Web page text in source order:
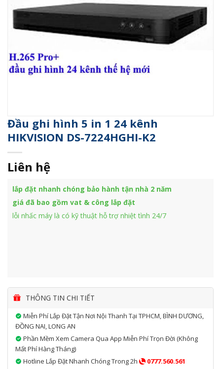
Đầu ghi hình 5 in 1 24 kênh
HIKVISION DS-7224HGHI-K2
Liên hệ
lắp đặt nhanh chóng bảo hành tận nhà 2 năm
giá đã bao gồm vat & công lắp đặt
lỗi nhấc máy là có kỹ thuật hỗ trợ nhiệt tình 24/7
THÔNG TIN CHI TIẾT
Miễn Phí Lắp Đặt Tận Nơi Nội Thanh Tại TPHCM, BÌNH DƯƠNG,
ĐỒNG NAI, LONG AN
Phần Mềm Xem Camera Qua App Miễn Phí Trọn Đời (không
Mất Phí Hàng Tháng)
Hotline Lắp Đặt Nhanh Chóng Trong 2h
0777.560.561